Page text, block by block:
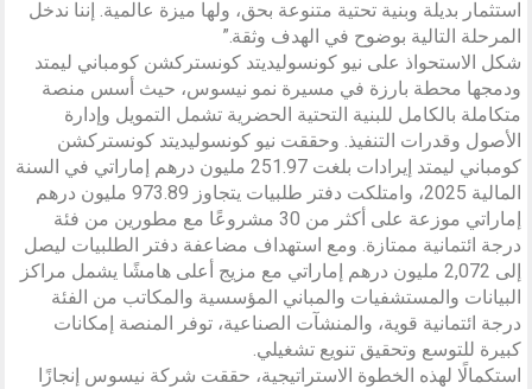
استثمار بديلة وبنية تحتية متنوعة بحق، ولها ميزة عالمية. إننا ندخل
المرحلة التالية بوضوح في الهدف وثقة.”
شكل الاستحواذ على نيو كونسوليديتد كونستركشن كومباني ليمتد
ودمجها محطة بارزة في مسيرة نمو نيسوس، حيث أسس منصة
متكاملة بالكامل للبنية التحتية الحضرية تشمل التمويل وإدارة
الأصول وقدرات التنفيذ. وحققت نيو كونسوليديتد كونستركشن
كومباني ليمتد إيرادات بلغت 251.97 مليون درهم إماراتي في السنة
المالية 2025، وامتلكت دفتر طلبيات يتجاوز 973.89 مليون درهم
إماراتي موزعة على أكثر من 30 مشروعًا مع مطورين من فئة
درجة ائتمانية ممتازة. ومع استهداف مضاعفة دفتر الطلبيات ليصل
إلى 2,072 مليون درهم إماراتي مع مزيج أعلى هامشًا يشمل مراكز
البيانات والمستشفيات والمباني المؤسسية والمكاتب من الفئة
درجة ائتمانية قوية، والمنشآت الصناعية، توفر المنصة إمكانات
كبيرة للتوسع وتحقيق تنويع تشغيلي.
استكمالًا لهذه الخطوة الاستراتيجية، حققت شركة نيسوس إنجازًا